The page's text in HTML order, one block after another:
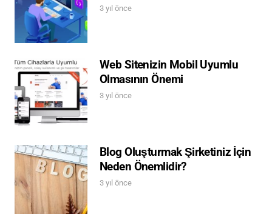
3 yıl önce
Web Sitenizin Mobil Uyumlu
Olmasının Önemi
3 yıl önce
Blog Oluşturmak Şirketiniz İçin
Neden Önemlidir?
3 yıl önce